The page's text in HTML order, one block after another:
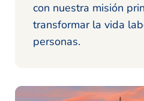
con nuestra misión
transformar la vida
personas.